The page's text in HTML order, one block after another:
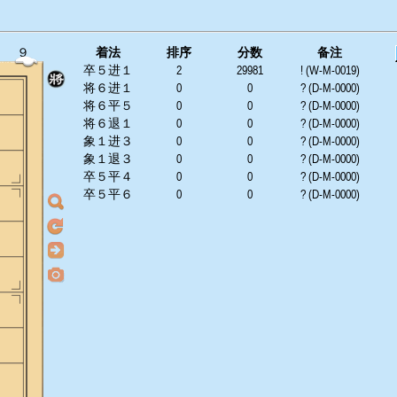
９ 着法 排序 分数
备注
卒５进１
2 29981
! (W-M-0019)
将６进１
0 0
? (D-M-0000)
将６平５
0 0
? (D-M-0000)
将６退１
0 0
? (D-M-0000)
象１进３
0 0
? (D-M-0000)
象１退３
0 0
? (D-M-0000)
卒５平４
0 0
? (D-M-0000)
卒５平６
0 0 ? (D-M-0000)